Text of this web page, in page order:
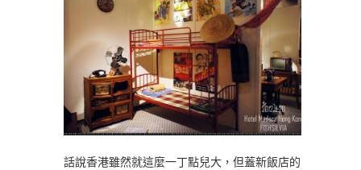
話說香港雖然就這麼一丁點兒大，但蓋新飯店的